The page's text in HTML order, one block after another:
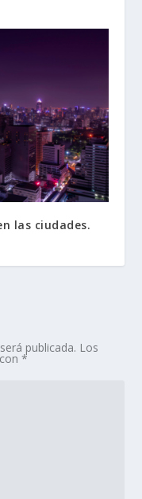
las ciudades.
publicada. Los
*